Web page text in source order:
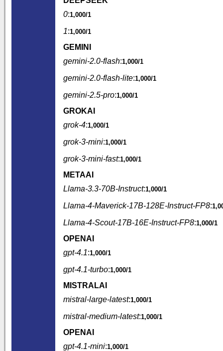
0:1,000/1
1:1,000/1
GEMINI
gemini-2.0-flash:1,000/1
gemini-2.0-flash-lite:1,000/1
gemini-2.5-pro:1,000/1
GROKAI
grok-4:1,000/1
grok-3-mini:1,000/1
grok-3-mini-fast:1,000/1
METAAI
Llama-3.3-70B-Instruct:1,000/1
Llama-4-Maverick-17B-128E-Instruct-FP8:
Llama-4-Scout-17B-16E-Instruct-FP8:1,000/1
OPENAI
gpt-4.1:1,000/1
gpt-4.1-turbo:1,000/1
MISTRALAI
mistral-large-latest:1,000/1
mistral-medium-latest:1,000/1
OPENAI
gpt-4.1-mini:1,000/1